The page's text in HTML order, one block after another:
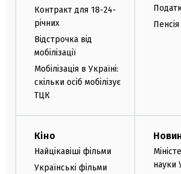
Контракт для 18-24-
річних
Відстрочка від
мобілізації
Мобілізація в Україні:
скільки осіб мобілізує
ТЦК
Кіно
Найцікавіші фільми
Українські фільми
науки